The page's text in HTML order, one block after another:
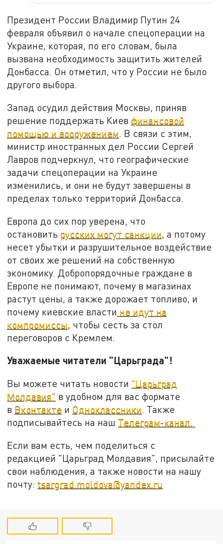
Президент России Владимир Путин 24
февраля объявил о начале спецоперации на
Украине, которая, по его словам, была
вызвана необходимость защитить жителей
Донбасса. Он отметил, что у России не было
другого выбора.
Запад осудил действия Москвы, приняв
решение поддержать Киевфинансовой
помощью и вооружением. В связи с этим,
министр иностранных дел России Сергей
Лавров подчеркнул, что географические
задачи спецоперации на Украине
изменились, и они не будут завершены в
пределах только территорий Донбасса.
Европа до сих пор уверена, что
остановить русских могут санкции , а потому
несет убытки и разрушительное воздействие
от своих же решений на собственную
экономику. Добропорядочные граждане в
Европе не понимают, почему в магазинах
растут цены, а также дорожает топливо, и
почему киевские власти не идут на
компромиссы , чтобы сесть за стол
переговоров с Кремлем.
Уважаемые читатели "Царьграда"!
Вы можете читать новости "Царьград
Молдавия" в удобном для вас формате
в Вконтакте и Одноклассники. Также
подписывайтесь на наш Телеграм-канал.
Если вам есть, чем поделиться с
редакцией "Царьград Молдавия", присылайте
свои наблюдения, а также новости на нашу
почту: tsargrad.moldova@yandex.ru